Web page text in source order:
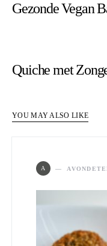
Gezonde Vegan
Quiche met
YOU MAY ALSO LIKE
A